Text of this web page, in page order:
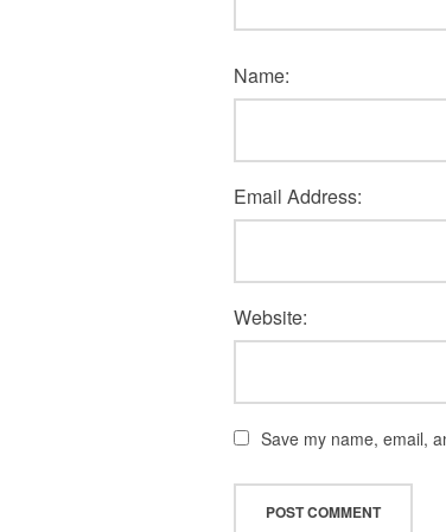
Name:
Email Address:
Website:
Save my name, email,